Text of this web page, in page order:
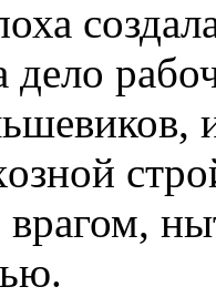
дело
врагом,